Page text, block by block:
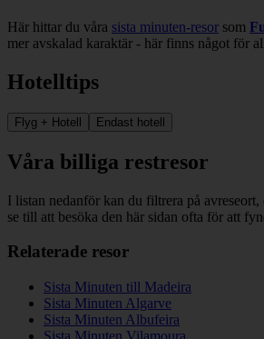
Här hittar du våra sista minuten-resor som
mer avskalad karaktär - här finns något för
Hotelltips
Flyg + Hotell Endast hotell
Våra billiga restresor
I listan nedanför kan du filtrera på
se till att besöka den här sidan ofta för att
Relaterade resor
Sista Minuten till Madeira
Sista Minuten Algarve
Sista Minuten Albufeira
Sista Minuten Vilamoura